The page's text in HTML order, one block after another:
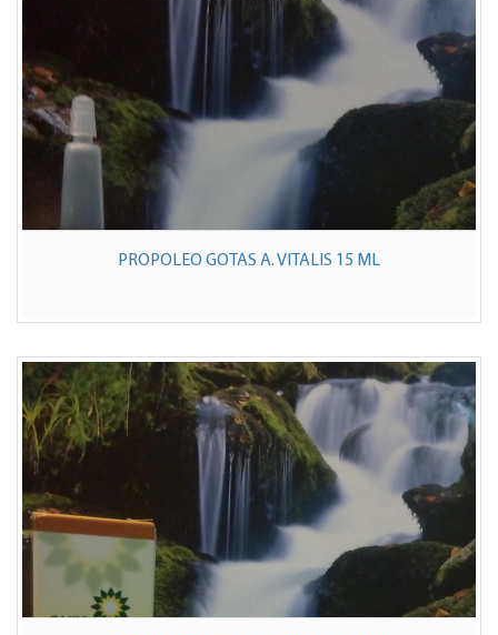
PROPOLEO GOTAS A. VITALIS 15 ML